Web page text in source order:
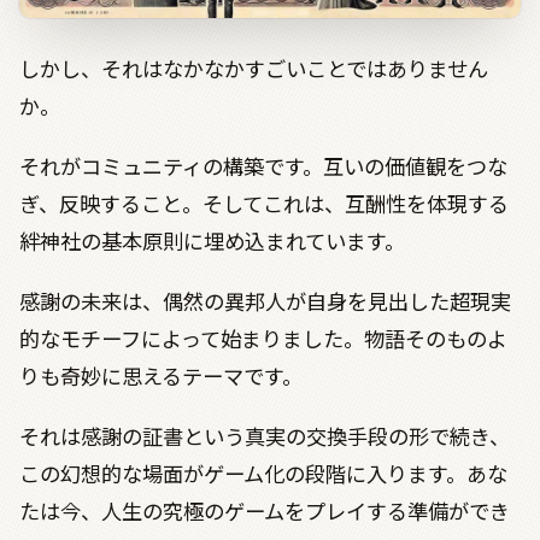
しかし、それはなかなかすごいことではありません
か。
それがコミュニティの構築です。互いの価値観をつな
ぎ、反映すること。そしてこれは、互酬性を体現する
絆神社の基本原則に埋め込まれています。
感謝の未来は、偶然の異邦人が自身を見出した超現実
的なモチーフによって始まりました。物語そのものよ
りも奇妙に思えるテーマです。
それは感謝の証書という真実の交換手段の形で続き、
この幻想的な場面がゲーム化の段階に入ります。あな
たは今、人生の究極のゲームをプレイする準備ができ